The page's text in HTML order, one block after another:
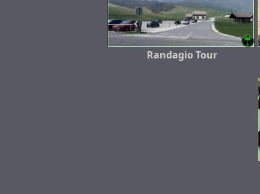
Randagio Tour